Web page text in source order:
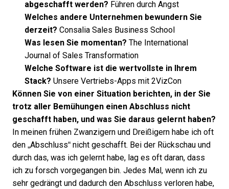
abgeschafft werden? Führen durch Angst
Welches andere Unternehmen bewundern Sie
derzeit? Consalia Sales Business School
Was lesen Sie momentan? The International
Journal of Sales Transformation
Welche Software ist die wertvollste in Ihrem
Stack? Unsere Vertriebs-Apps mit 2VizCon
Können Sie von einer Situation berichten, in der Sie
trotz aller Bemühungen einen Abschluss nicht
geschafft haben, und was Sie daraus gelernt haben?
In meinen frühen Zwanzigern und Dreißigern habe ich oft
den „Abschluss“ nicht geschafft. Bei der Rückschau und
durch das, was ich gelernt habe, lag es oft daran, dass
ich zu forsch vorgegangen bin. Jedes Mal, wenn ich zu
sehr gedrängt und dadurch den Abschluss verloren habe,